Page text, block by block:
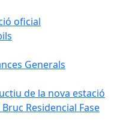
oficial
Generals
de la nova estació
Residencial Fase